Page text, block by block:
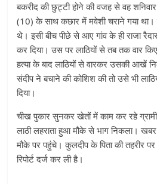
बकरीद की छुट्टी होने की वजह से वह
(10) के साथ कछार में मवेशी चराने गया था।
थे। इसी बीच पीछे से आए गांव के ही राजा
कर दिया। उस पर लाठियों से तब तक वार
हत्या के बाद लाठियों से वारकर उसकी आखें
संदीप ने बचाने की कोशिश की तो उसे भी
दिया।
चीख पुकार सुनकर खेतों में काम कर रहे
लाठी लहराता हुआ मौके से भाग निकला।
मौके पर पहुंचे। कुलदीप के पिता की तहरीर
रिपोर्ट दर्ज कर ली है।